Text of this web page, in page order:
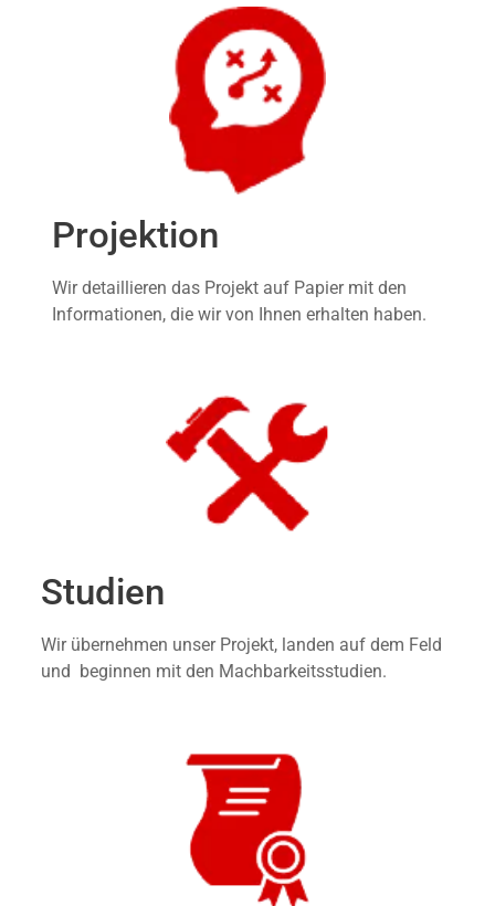
Projektion
Wir detaillieren das Projekt auf Papier mit den
Informationen, die wir von Ihnen erhalten haben.
Studien
Wir übernehmen unser Projekt, landen auf dem Feld
und beginnen mit den Machbarkeitsstudien.